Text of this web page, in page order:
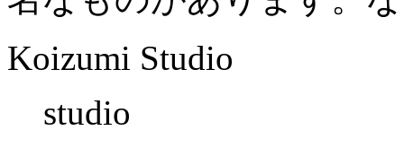
Koizumi Studio
studio